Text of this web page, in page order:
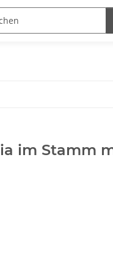
im Stamm